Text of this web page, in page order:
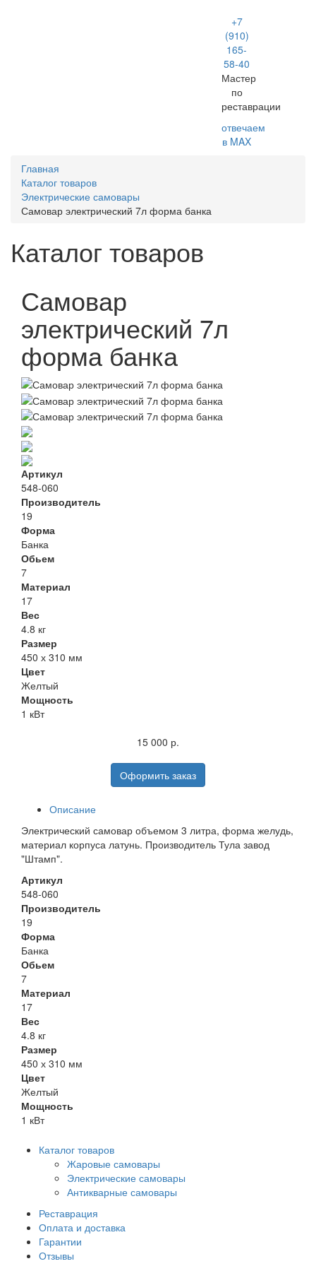
+7
(910)
165-
58-40
Мастер
по
реставрации
отвечаем
в MAX
Главная
Каталог товаров
Электрические самовары
Самовар электрический 7л форма банка
Каталог товаров
Самовар
электрический 7л
форма банка
Артикул
548-060
Производитель
19
Форма
Банка
Обьем
7
Материал
17
Вес
4.8 кг
Размер
450 х 310 мм
Цвет
Желтый
Мощность
1 кВт
15 000 р.
Оформить заказ
Описание
Электрический самовар объемом 3 литра, форма желудь,
материал корпуса латунь. Производитель Тула завод
"Штамп".
Артикул
548-060
Производитель
19
Форма
Банка
Обьем
7
Материал
17
Вес
4.8 кг
Размер
450 х 310 мм
Цвет
Желтый
Мощность
1 кВт
Каталог товаров
Жаровые самовары
Электрические самовары
Антикварные самовары
Реставрация
Оплата и доставка
Гарантии
Отзывы